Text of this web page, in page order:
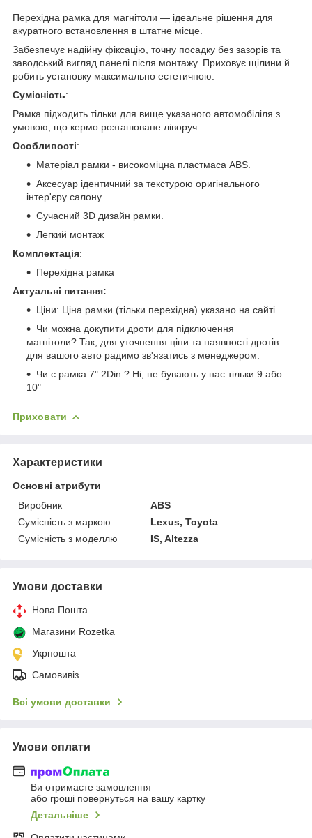
Перехідна рамка для магнітоли — ідеальне рішення для
акуратного встановлення в штатне місце.
Забезпечує надійну фіксацію, точну посадку без зазорів та
заводський вигляд панелі після монтажу. Приховує щілини й
робить установку максимально естетичною.
Сумісність:
Рамка підходить тільки для вище указаного автомобіліля з
умовою, що кермо розташоване ліворуч.
Особливості:
Матеріал рамки - високоміцна пластмаса ABS.
Аксесуар ідентичний за текстурою оригінального
інтер'єру салону.
Сучасний 3D дизайн рамки.
Легкий монтаж
Комплектація:
Перехідна рамка
Актуальні питання:
Ціни: Ціна рамки (тільки перехідна) указано на сайті
Чи можна докупити дроти для підключення
магнітоли? Так, для уточнення ціни та наявності дротів
для вашого авто радимо зв'язатись з менеджером.
Чи є рамка 7" 2Din ? Ні, не бувають у нас тільки 9 або
10"
Приховати
Характеристики
Основні атрибути
Виробник
ABS
Сумісність з маркою
Lexus, Toyota
Сумісність з моделлю
IS, Altezza
Умови доставки
Нова Пошта
Магазини Rozetka
Укрпошта
Самовивіз
Всі умови доставки
Умови оплати
Ви отримаєте замовлення
або гроші повернуться на вашу картку
Детальніше